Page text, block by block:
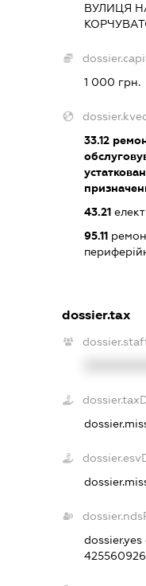
ВУЛИЦЯ
1 000 грн.
33.12
43.21
95.11
dossier.tax
dossier.yes